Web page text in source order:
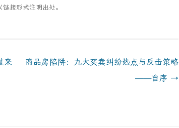
链接形式注明出处。
来
商品房陷阱：九大买卖纠纷热点与反击策略
——自序 →